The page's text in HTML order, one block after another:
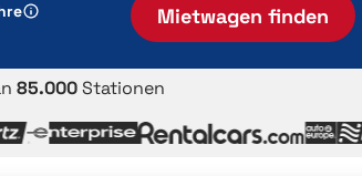
Mietwagen finden
85.000Stationen